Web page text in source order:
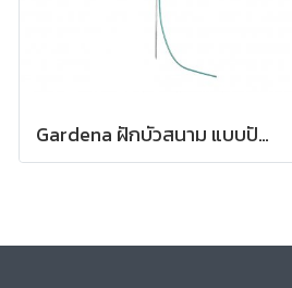
Gardena ฝักบัวสนาม แบบปักดิน (00959-20)